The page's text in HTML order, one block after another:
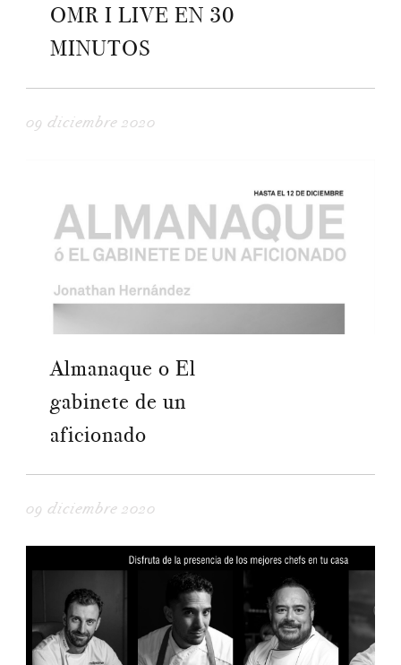
OMR I LIVE EN 30
MINUTOS
09 diciembre 2020
Almanaque o El
gabinete de un
aficionado
09 diciembre 2020